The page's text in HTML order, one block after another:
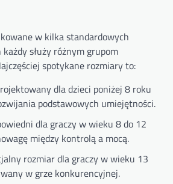
w kilka standardowych
służy różnym grupom
spotykane rozmiary to:
dla dzieci poniżej 8 roku
podstawowych umiejętności.
dla graczy w wieku 8 do 12
między kontrolą a mocą.
rozmiar dla graczy w wieku 13
w grze konkurencyjnej.